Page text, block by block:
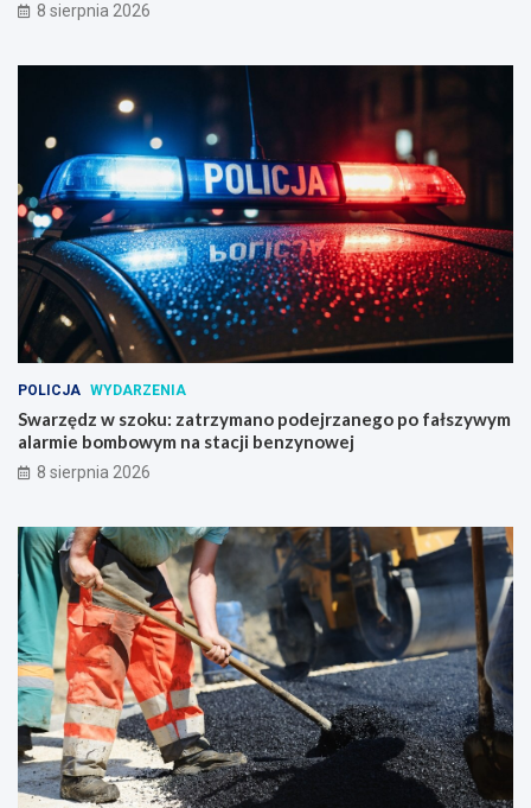
8 sierpnia 2026
POLICJA WYDARZENIA
Swarzędz w szoku: zatrzymano podejrzanego po fałszywym
alarmie bombowym na stacji benzynowej
8 sierpnia 2026